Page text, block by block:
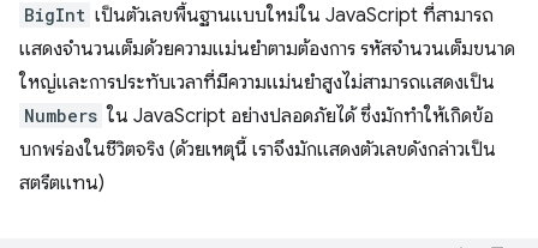
BigInt เป็นตัวเลขพื้นฐานแบบใหม่ใน JavaScript ที่สามารถ
แสดงจำนวนเต็มด้วยความแม่นยำตามต้องการ รหัสจำนวนเต็มขนาด
ใหญ่และการประทับเวลาที่มีความแม่นยำสูงไม่สามารถแสดงเป็น
Numbers ใน JavaScript อย่างปลอดภัยได้ ซึ่งมักทำให้เกิดข้อ
บกพร่องในชีวิตจริง (ด้วยเหตุนี้ เราจึงมักแสดงตัวเลขดังกล่าวเป็น
สตรีตแทน)